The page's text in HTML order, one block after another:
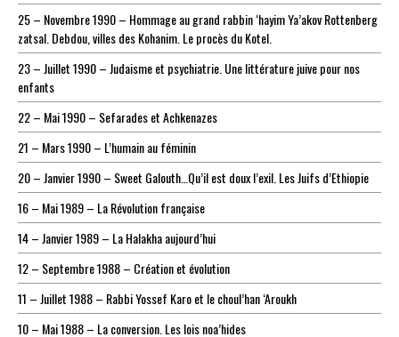
25 – Novembre 1990 – Hommage au grand rabbin ‘hayim Ya’akov Rottenberg
zatsal. Debdou, villes des Kohanim. Le procès du Kotel.
23 – Juillet 1990 – Judaisme et psychiatrie. Une littérature juive pour nos
enfants
22 – Mai 1990 – Sefarades et Achkenazes
21 – Mars 1990 – L’humain au féminin
20 – Janvier 1990 – Sweet Galouth…Qu’il est doux l’exil. Les Juifs d’Ethiopie
16 – Mai 1989 – La Révolution française
14 – Janvier 1989 – La Halakha aujourd’hui
12 – Septembre 1988 – Création et évolution
11 – Juillet 1988 – Rabbi Yossef Karo et le choul’han ‘Aroukh
10 – Mai 1988 – La conversion. Les lois noa’hides